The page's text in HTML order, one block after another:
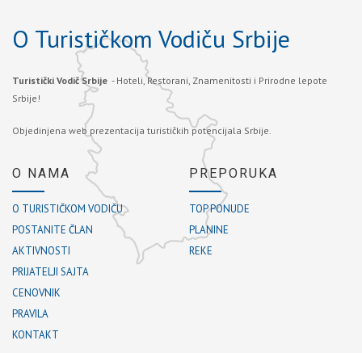
O Turističkom Vodiču Srbije
Turistički Vodič Srbije - Hoteli, Restorani, Znamenitosti i Prirodne lepote
Srbije!
Objedinjena web prezentacija turističkih potencijala Srbije.
O NAMA
O TURISTIČKOM VODIČU
POSTANITE ČLAN
AKTIVNOSTI
PRIJATELJI SAJTA
CENOVNIK
PRAVILA
KONTAKT
PREPORUKA
TOP PONUDE
PLANINE
REKE